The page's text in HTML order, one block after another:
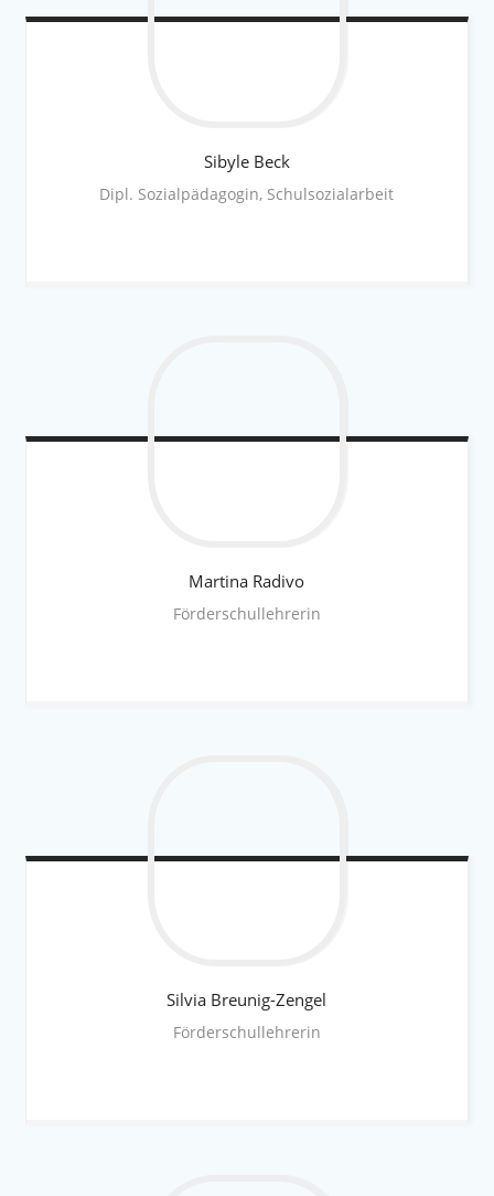
Sibyle Beck
Dipl. Sozialpädagogin, Schulsozialarbeit
Martina Radivo
Förderschullehrerin
Silvia Breunig-Zengel
Förderschullehrerin